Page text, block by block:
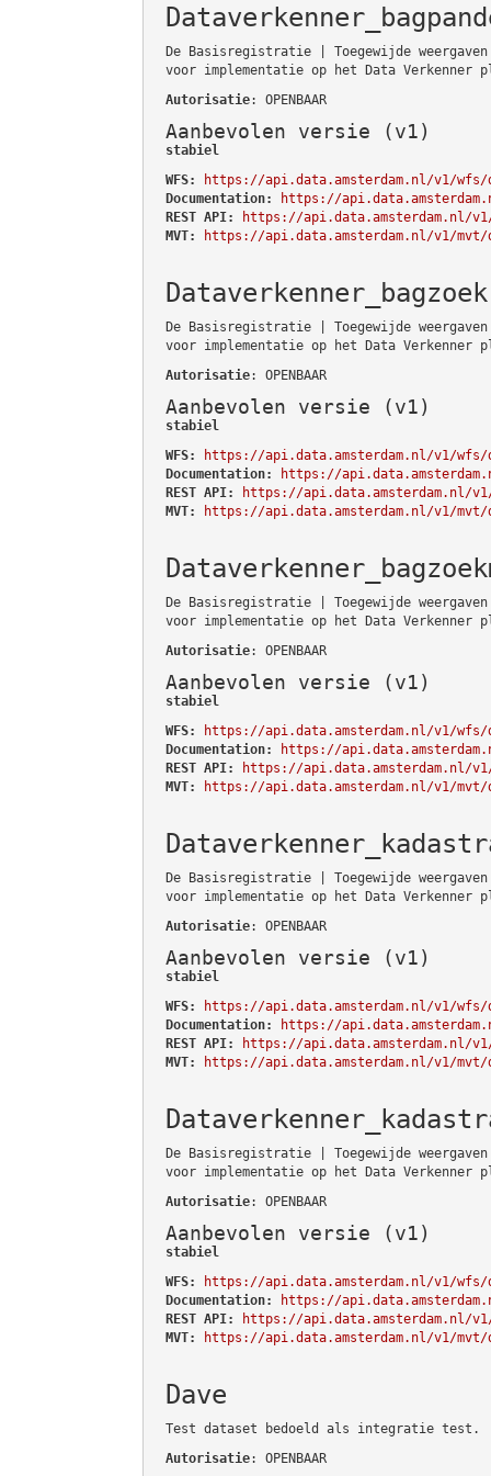
De Basisregistratie | Toegewijde
voor implementatie op het Data Verkenner
Autorisatie: OPENBAAR
Aanbevolen versie (v1)
stabiel
WFS:
https://api.data.amsterdam.nl/v1/wfs/
Documentation:
https://
REST API:
https://api.data.amsterdam.nl/v1/
MVT:
https://api.data.amsterdam.nl/v1/mvt/
Dataverkenner_bagzoek
De Basisregistratie | Toegewijde
voor implementatie op het Data Verkenner
Autorisatie: OPENBAAR
Aanbevolen versie (v1)
stabiel
WFS:
https://api.data.amsterdam.nl/v1/wfs/
Documentation:
https://
REST API:
https://api.data.amsterdam.nl/
MVT:
https://api.data.amsterdam.nl/v1/mvt/
De Basisregistratie | Toegewijde
voor implementatie op het Data Verkenner
Autorisatie: OPENBAAR
Aanbevolen versie (v1)
stabiel
WFS:
https://api.data.amsterdam.nl/v1/wfs/
Documentation:
https://
REST API:
https://api.data.amsterdam.nl/v1/
MVT:
https://api.data.amsterdam.nl/v1/mvt/
De Basisregistratie | Toegewijde
voor implementatie op het Data Verkenner
Autorisatie: OPENBAAR
Aanbevolen versie (v1)
stabiel
WFS:
https://api.data.amsterdam.nl/v1/wfs/
Documentation:
https://
REST API:
https://api.data.amsterdam.nl/
MVT:
https://api.data.amsterdam.nl/v1/
De Basisregistratie | Toegewijde
voor implementatie op het Data Verkenner
Autorisatie: OPENBAAR
Aanbevolen versie (v1)
stabiel
WFS:
https://api.data.amsterdam.nl/v1/wfs/
Documentation:
https://
REST API:
https://api.data.amsterdam.nl/
MVT:
https://api.data.amsterdam.nl/v1/mvt/
Dave
Test dataset bedoeld als integratie test.
Autorisatie: OPENBAAR